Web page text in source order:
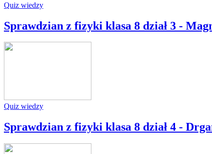
Quiz wiedzy
Sprawdzian z fizyki klasa 8 dział 3 -
Quiz wiedzy
Sprawdzian z fizyki klasa 8 dział 4 -